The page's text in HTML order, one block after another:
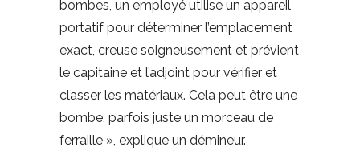
bombes, un employé utilise un appareil
portatif pour déterminer l’emplacement
exact, creuse soigneusement et prévient
le capitaine et l’adjoint pour vérifier et
classer les matériaux. Cela peut être une
bombe, parfois juste un morceau de
ferraille », explique un démineur.